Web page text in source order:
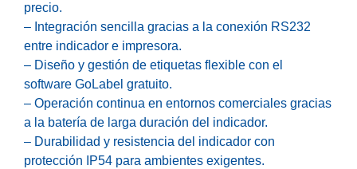
precio.
– Integración sencilla gracias a la conexión RS232
entre indicador e impresora.
– Diseño y gestión de etiquetas flexible con el
software GoLabel gratuito.
– Operación continua en entornos comerciales gracias
a la batería de larga duración del indicador.
– Durabilidad y resistencia del indicador con
protección IP54 para ambientes exigentes.